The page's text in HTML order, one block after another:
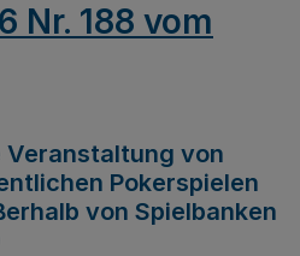
Nr. 188 vom
Veranstaltung von
Pokerspielen
von Spielbanken